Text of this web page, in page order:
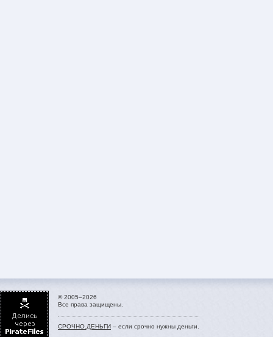
© 2005–2026
Все права защищены.
СРОЧНО.ДЕНЬГИ – если срочно нужны деньги.